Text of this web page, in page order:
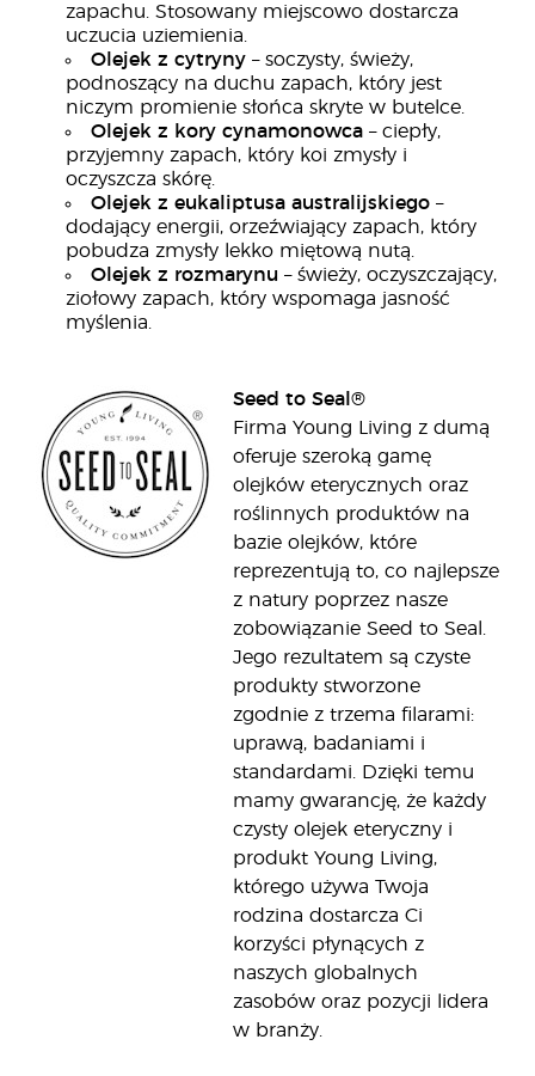
zapachu. Stosowany miejscowo dostarcza
uczucia uziemienia.
Olejek z cytryny – soczysty, świeży,
podnoszący na duchu zapach, który jest
niczym promienie słońca skryte w butelce.
Olejek z kory cynamonowca – ciepły,
przyjemny zapach, który koi zmysły i
oczyszcza skórę.
Olejek z eukaliptusa australijskiego –
dodający energii, orzeźwiający zapach, który
pobudza zmysły lekko miętową nutą.
Olejek z rozmarynu – świeży, oczyszczający,
ziołowy zapach, który wspomaga jasność
myślenia.
Seed to Seal®
Firma Young Living z dumą
oferuje szeroką gamę
olejków eterycznych oraz
roślinnych produktów na
bazie olejków, które
reprezentują to, co najlepsze
z natury poprzez nasze
zobowiązanie Seed to Seal.
Jego rezultatem są czyste
produkty stworzone
zgodnie z trzema filarami:
uprawą, badaniami i
standardami. Dzięki temu
mamy gwarancję, że każdy
czysty olejek eteryczny i
produkt Young Living,
którego używa Twoja
rodzina dostarcza Ci
korzyści płynących z
naszych globalnych
zasobów oraz pozycji lidera
w branży.